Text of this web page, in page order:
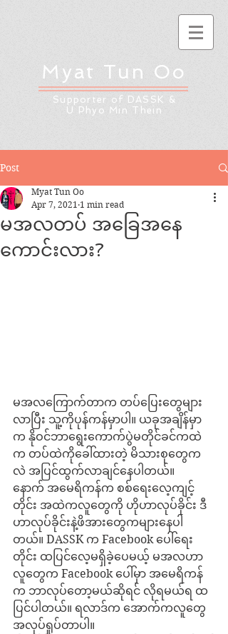
Myat Tun Oo
Supporter of DASSK &
U Phyo Min Thein
Post
မအလတပ် အခြေအနေ
ကောင်းလား?
Myat Tun Oo
Apr 7, 2021 1 min read
မအလကြောက်တာက တပ်ပြေးတွေများ
လာပြီး သူ့ကိုပုန်ကန်မှာပါ။ ယခုအချိန်မှာ
က နိုဝင်ဘာရွေးကောက်ပွဲမတိုင်ခင်ကထဲ
က တပ်ထဲကိုခေါ်ထားတဲ့ မိသားစုတွေက
လဲ အပြင်ထွက်လာချင်နေပါတယ်။
နောက် အမေရိကန်က စစ်ရေးလေ့ကျင့်
တိုင်း အထဲကလူတွေကို ဟိုဟာလုပ်ခိုင်း ဒီ
ဟာလုပ်ခိုင်းနဲ့ဖိအားတွေကများနေပါ
တယ်။ DASSK က Facebook ပေါ်ရေး
တိုင်း ထပြင်လေ့မရှိခဲ့ပေမယ့် မအလဟာ
လူတွေက Facebook ပေါ်မှာ အမေရိကန်
က ဘာလုပ်တော့မယ်ဆိုရင် လိုရမယ်ရ ထ
ပြင်ပါတယ်။ ရလာဒ်က အောက်ကလူတွေ
အလုပ်ရှုပ်တာပါ။